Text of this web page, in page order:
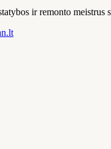
ir remonto meistrus